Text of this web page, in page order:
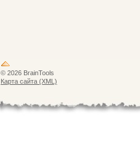
© 2026 BrainTools
Карта сайта (XML)